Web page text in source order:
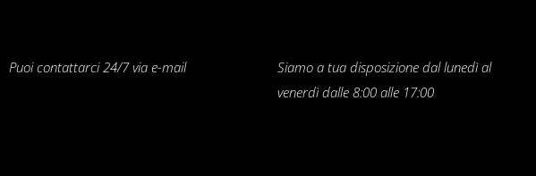
Puoi contattarci 24/7 via e-mail
Siamo a tua disposizione dal lunedì al
venerdì dalle 8:00 alle 17:00